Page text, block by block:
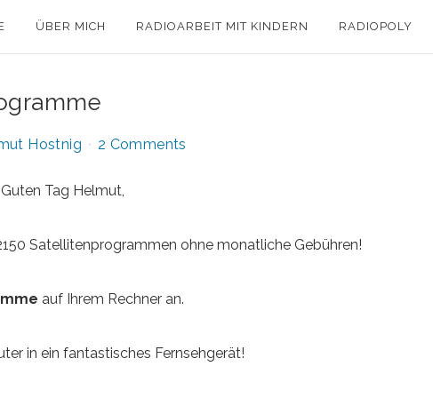
ÜBER MICH RADIOARBEIT MIT KINDERN RADIOPOLY
Hostnig 2 Comments
Guten Tag Helmut,
Satellitenprogrammen ohne monatliche Gebühren!
auf Ihrem Rechner an.
in ein fantastisches Fernsehgerät!